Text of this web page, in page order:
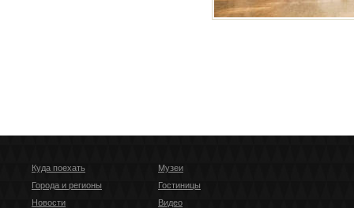
Куда поехать
Города и регионы
Новости
Музеи
Гостиницы
Видео